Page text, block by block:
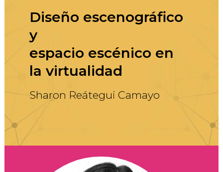
Diseño escenográfico
y
espacio escénico en
la virtualidad
Sharon Reátegui Camayo